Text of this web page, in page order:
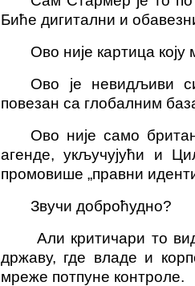
Биће дигитални и
Ово није картица
Ово је невидљиви
повезан са глобалним
Ово није само
агенде, укључујући и
промовише „правни
Звучи доброћудно?
Али критичари то
државу, где владе и
мреже потпуне контроле.